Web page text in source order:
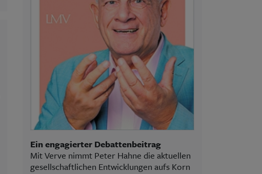
Ein engagierter Debattenbeitrag
Mit Verve nimmt Peter Hahne die aktuellen
gesellschaftlichen Entwicklungen aufs Korn